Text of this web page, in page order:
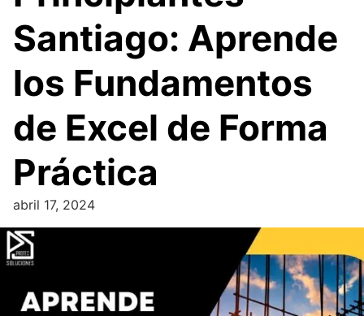
Santiago: Aprende
los Fundamentos
de Excel de Forma
Práctica
abril 17, 2024